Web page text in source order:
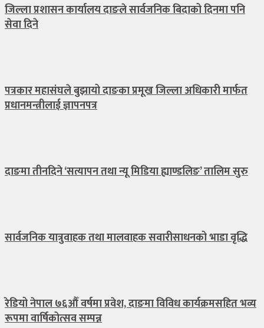
जिल्ला प्रशासन कार्यालय दाङले सार्वजनिक बिदाको दिनमा पनि
सेवा दिने
पत्रकार महासंघले बुझायो दाङका प्रमूख जिल्ला अधिकारी मार्फत
प्रधानमन्त्रीलाई ज्ञापनपत्र
दाङमा तीनदिने ‘सत्यापन तथा न्यू मिडिया ह्याण्डलिङ’ तालिम सुरु
सार्वजनिक यात्रुवाहक तथा मालवाहक सवारीसाधनको भाडा वृद्धि
रेडियो नेपाल ७६औँ वर्षमा प्रवेश, दाङमा विविध कार्यक्रमसहित भव्य
रूपमा वार्षिकोत्सव सम्पन्न